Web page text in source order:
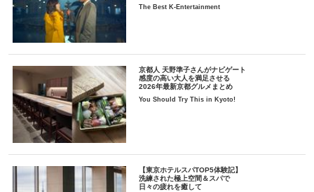
The Best K-Entertainment
京都人 天野準子さんがナビゲート
感度の高い大人を満足させる
2026年最新京都グルメまとめ
You Should Try This in Kyoto!
【東京ホテルスパTOP5体験記】
洗練された極上空間＆スパで
日々の疲れを癒して